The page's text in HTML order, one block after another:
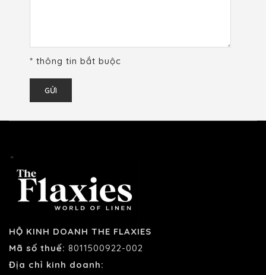
* thông tin bắt buộc
HỘ KINH DOANH THE FLAXIES
Mã số thuế: 8011500922-002
Địa chỉ kinh doanh: